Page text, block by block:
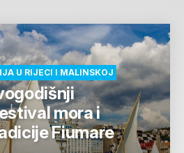
U RIJECI I MALINSKOJ
mora i
Fiumare